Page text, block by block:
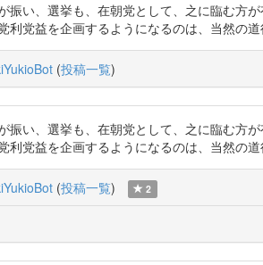
振い、選挙も、在朝党として、之に臨む方
利党益を企画するようになるのは、当然の
(投稿一覧)
振い、選挙も、在朝党として、之に臨む方
利党益を企画するようになるのは、当然の
(投稿一覧) 2